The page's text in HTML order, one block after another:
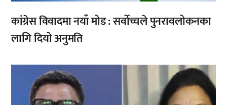
कांग्रेस विवादमा नयाँ मोड : सर्वोच्चले पुनरावलोकनका
लागि दियो अनुमति